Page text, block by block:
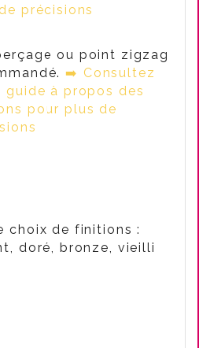
précisions
ou point zigzag
➡️ Consultez
guide à propos des
pour plus de
choix de finitions :
doré, bronze, vieilli